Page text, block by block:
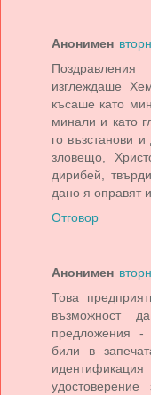
Анонимен
изглеждаше
късаше като
минали и като
го възстанови
зловещо,
дирибей,
дано я оправят
Отговор
Анонимен
Това
възможност
предложения -
били в